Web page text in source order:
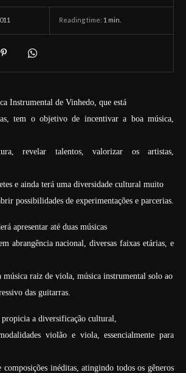
Reading time: 1 min.
Instrumental de Vinhedo, que está
tem o objetivo de incentivar a boa música,
revelar talentos, valorizar os artistas,
e ainda terá uma diversidade cultural muito
possibilidades de experimentações e parcerias.
apresentar até duas músicas
abrangência nacional, diversas faixas etárias, e
música raiz de viola, música instrumental solo ao
das guitarras.
a diversificação cultural,
violão e viola, essencialmente para
inéditas, atingindo todos os gêneros